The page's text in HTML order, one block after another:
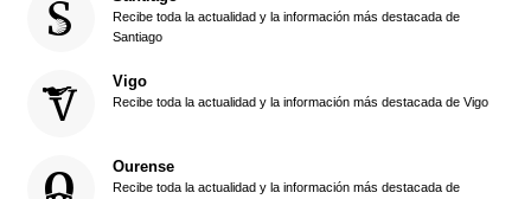
Recibe toda la actualidad y la información más destacada de
Santiago
Vigo
Recibe toda la actualidad y la información más destacada de Vigo
Ourense
Recibe toda la actualidad y la información más destacada de